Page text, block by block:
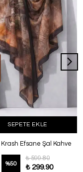
SEPETE EKLE
Krash Efsane Şal Kahve
%50
₺ 599.80
₺ 299.90